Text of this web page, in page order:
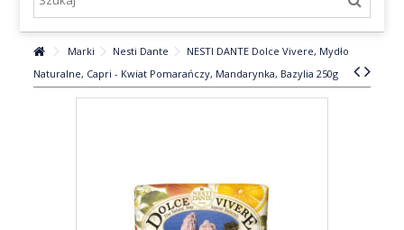
Marki Nesti Dante
NESTI DANTE Dolce Vivere, Mydło
Naturalne, Capri - Kwiat Pomarańczy, Mandarynka, Bazylia 250g